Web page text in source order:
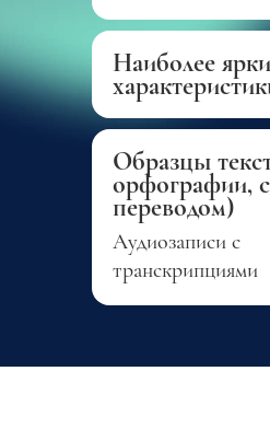
Наиболее
Образцы
орфографии, с
переводом)
Аудиозаписи с
транскрипциями